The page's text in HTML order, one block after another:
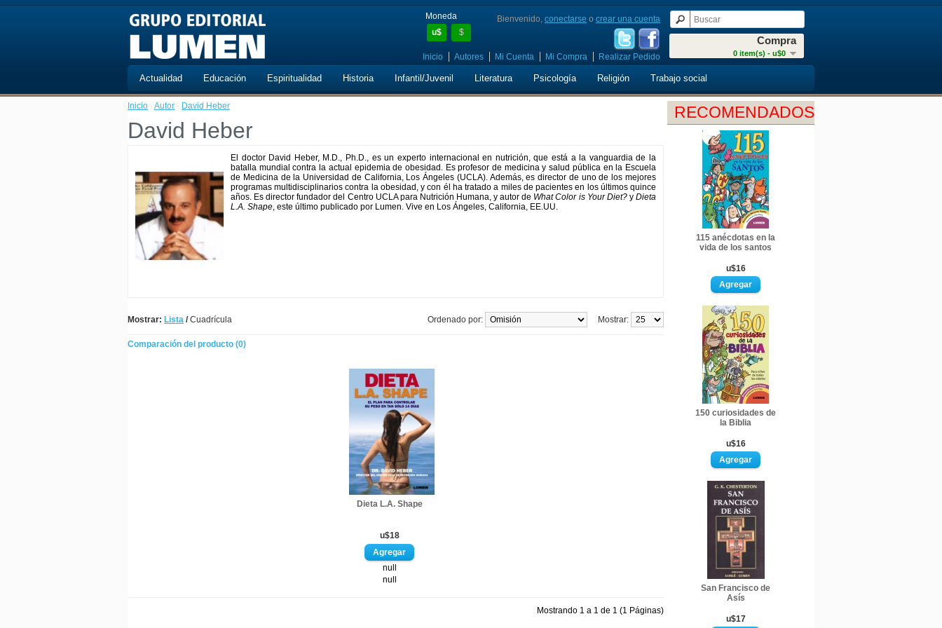
Moneda
u$
$
Compra
0 item(s) - u$0
Bienvenido, conectarse o crear una cuenta
Inicio Autores Mi Cuenta Mi Compra Realizar Pedido
Actualidad Educación Espiritualidad Historia Infantil/Juvenil Literatura Psicología Religión Trabajo social
RECOMENDADOS
115 anécdotas en la
vida de los santos
u$16
150 curiosidades de
la Biblia
u$16
San Francisco de
Asís
u$17
Inicio · Autor · David Heber
David Heber
El doctor David Heber, M.D., Ph.D., es un experto internacional en nutrición, que está a la vanguardia de la
batalla mundial contra la actual epidemia de obesidad. Es profesor de medicina y salud pública en la Escuela
de Medicina de la Universidad de California, Los Ángeles (UCLA). Además, es director de uno de los mejores
programas multidisciplinarios contra la obesidad, y con él ha tratado a miles de pacientes en los últimos quince
años. Es director fundador del Centro UCLA para Nutrición Humana, y autor de What Color is Your Diet?yDieta
L.A. Shape, este último publicado por Lumen. Vive en Los Ángeles, California, EE.UU.
Mostrar: Lista /Cuadrícula Mostrar:
Ordenado por:
Comparación del producto (0)
Dieta L.A. Shape
u$18
null
null
Mostrando 1 a 1 de 1 (1 Páginas)